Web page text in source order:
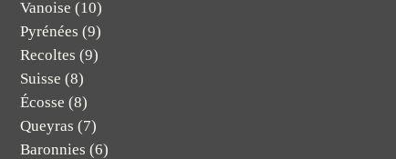
Vanoise (10)
Pyrénées (9)
Recoltes (9)
Suisse (8)
Écosse (8)
Queyras (7)
Baronnies (6)